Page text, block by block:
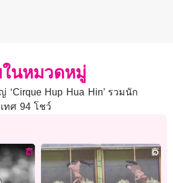
นหมวดหมู่
‘Cirque Hup Hua Hin’ รวมนัก
ทศ 94 โชว์